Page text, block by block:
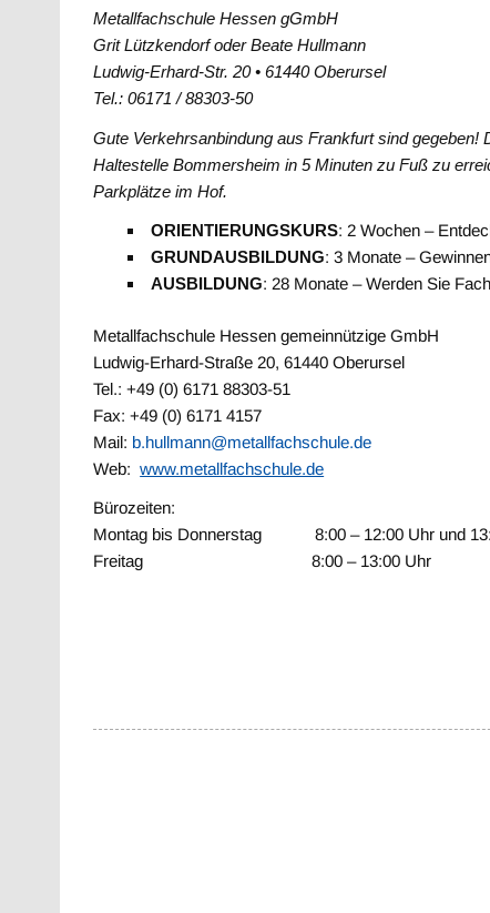
Metallfachschule Hessen gGmbH
Grit Lützkendorf oder Beate Hullmann
Ludwig-Erhard-Str. 20 • 61440 Oberursel
Tel.: 06171 / 88303-50
Gute Verkehrsanbindung aus Frankfurt sind
Haltestelle Bommersheim in 5 Minuten zu Fuß zu
Parkplätze im Hof.
ORIENTIERUNGSKURS: 2 Wochen –
GRUNDAUSBILDUNG: 3 Monate –
AUSBILDUNG: 28 Monate – Werden Sie
Metallfachschule Hessen gemeinnützige GmbH
Ludwig-Erhard-Straße 20, 61440 Oberursel
Tel.: +49 (0) 6171 88303-51
Fax: +49 (0) 6171 4157
Mail: b.hullmann@metallfachschule.de
Web:www.metallfachschule.de
Bürozeiten:
Montag bis Donnerstag 8:00 – 12:00 Uhr und
Freitag 8:00 – 13:00 Uhr